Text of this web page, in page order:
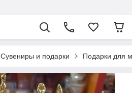
Сувениры и подарки Подарки для